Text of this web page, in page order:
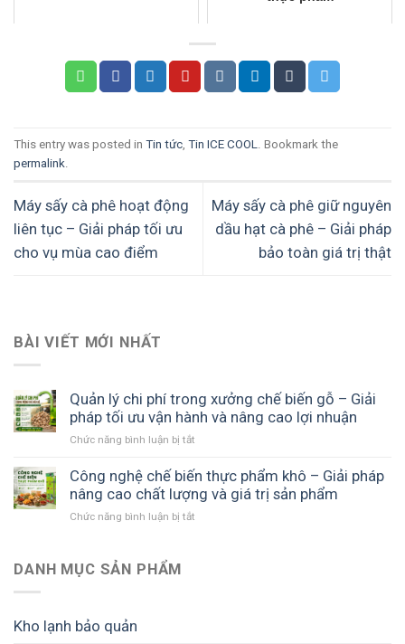
This entry was posted in Tin tức, Tin ICE COOL. Bookmark the
permalink.
Máy sấy cà phê hoạt động
liên tục – Giải pháp tối ưu
cho vụ mùa cao điểm
Máy sấy cà phê giữ nguyên
dầu hạt cà phê – Giải pháp
bảo toàn giá trị thật
BÀI VIẾT MỚI NHẤT
Quản lý chi phí trong xưởng chế biến gỗ – Giải
pháp tối ưu vận hành và nâng cao lợi nhuận
Chức năng bình luận bị tắt
lý
phí
Công nghệ chế biến thực phẩm khô – Giải pháp
nâng cao chất lượng và giá trị sản phẩm
Chức năng bình luận bị tắt
DANH MỤC SẢN PHẨM
Kho lạnh bảo quản